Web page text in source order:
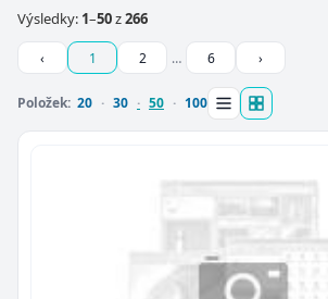
Výsledky: 1–50z266
‹ 1 2 … 6 ›
Položek: 20 30 50 100